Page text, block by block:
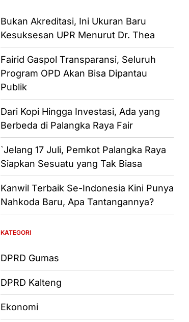
Bukan Akreditasi, Ini Ukuran Baru
Kesuksesan UPR Menurut Dr. Thea
Fairid Gaspol Transparansi, Seluruh
Program OPD Akan Bisa Dipantau
Publik
Dari Kopi Hingga Investasi, Ada yang
Berbeda di Palangka Raya Fair
`Jelang 17 Juli, Pemkot Palangka Raya
Siapkan Sesuatu yang Tak Biasa
Kanwil Terbaik Se-Indonesia Kini Punya
Nahkoda Baru, Apa Tantangannya?
KATEGORI
DPRD Gumas
DPRD Kalteng
Ekonomi